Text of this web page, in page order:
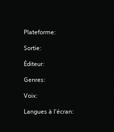
Plateforme:
Sortie:
Éditeur:
Genres:
Voix:
Langues à l'écran: